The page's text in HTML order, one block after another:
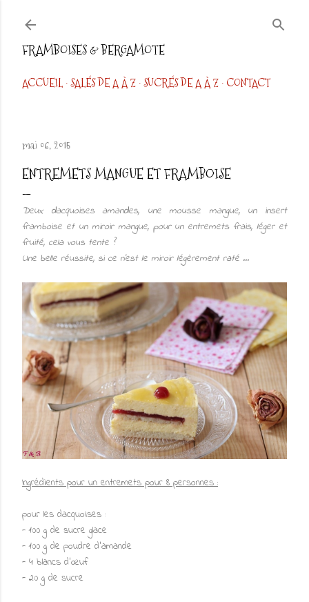
FRAMBOISES & BERGAMOTE
ACCUEIL SALÉS DE A À Z SUCRÉS DE A À Z CONTACT
mai 06, 2015
ENTREMETS MANGUE ET FRAMBOISE
Deux dacquoises amandes, une mousse mangue, un insert
framboise et un miroir mangue, pour un entremets frais, léger et
fruité, cela vous tente ?
Une belle réussite, si ce n'est le miroir légèrement raté ...
Ingrédients pour un entremets pour 8 personnes :
pour les dacquoises :
- 100 g de sucre glace
- 100 g de poudre d'amande
- 4 blancs d’œuf
- 20 g de sucre